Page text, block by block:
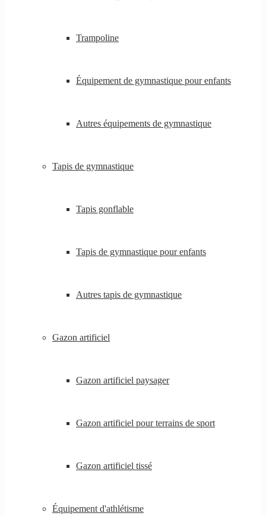
Trampoline
Équipement de gymnastique pour enfants
Autres équipements de gymnastique
Tapis de gymnastique
Tapis gonflable
Tapis de gymnastique pour enfants
Autres tapis de gymnastique
Gazon artificiel
Gazon artificiel paysager
Gazon artificiel pour terrains de sport
Gazon artificiel tissé
Équipement d'athlétisme